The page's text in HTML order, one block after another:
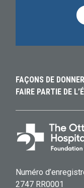
FAÇONS DE DONNER
FAIRE PARTIE DE
Numéro
2747 RR0001